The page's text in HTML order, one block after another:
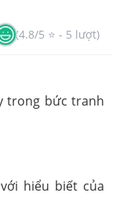
(4.8/5 ⭐ - 5 lượt)
trong bức tranh
hiểu biết của